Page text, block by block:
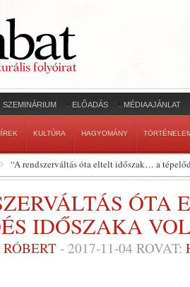
SZEMINÁRIUM ELŐADÁS MÉDIAAJÁNLAT
KULTÚRA HAGYOMÁNY
“A rendszerváltás óta eltelt időszak… a
IDŐSZAKA
- 2017-11-04 ROVAT: